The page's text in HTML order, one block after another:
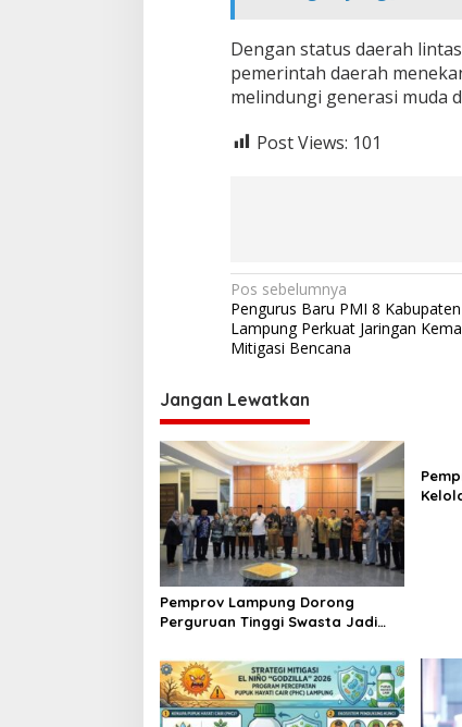
Dengan status daerah
pemerintah daerah
melindungi generasi muda
Post Views: 101
N
a
v
i
g
a
s
i
p
o
s
Pos sebelumnya
Pengurus Baru PMI 8
Lampung Perkuat Jaringan
Mitigasi Bencana
Jangan Lewatkan
Pemprov Lampung Dorong
Perguruan Tinggi Swasta Jadi
Lampung